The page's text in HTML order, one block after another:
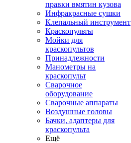
правки вмятин кузова
Инфракрасные сушки
Клепальный инструмент
Краскопульты
Мойки для
краскопультов
Принадлежности
Манометры на
краскопульт
Сварочное
оборудование
Сварочные аппараты
Воздушные головы
Бачки, адаптеры для
краскопульта
Ещё